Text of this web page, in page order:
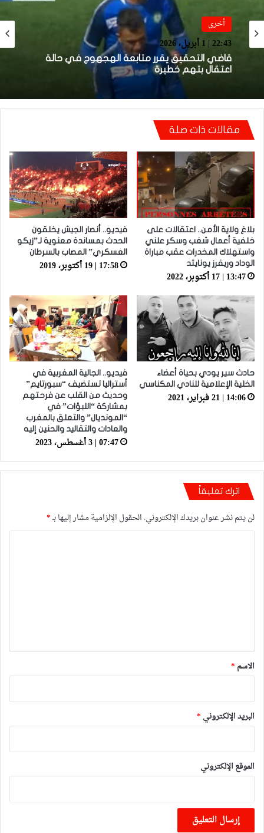
أخرى
22:43 | 1 أبريل، 2026
قاضي التحقيق يقرر متابعة الهجهوج في حالة
اعتقال بتهم خطيرة
أخرى
12:33 | 29 مارس، 2026
توقيف لاعب الوداد السابق الهجهوج للاشتباه في
والاعتداء
مقالات ذات صلة
بلاغ ولاية الأمن.. اعتقالات على
خلفية أعمال شغب وسكر علني
واستهلاك المخدرات عقب مباراة
الوداد وريفرز يونايتد
13:47 | 17 أكتوبر، 2022
فيديو.. أنصار الجيش يخلقون
الحدث بمساندة معنوية لـ”زيكو
العسكري” المصاب بالسرطان
17:58 | 19 أكتوبر، 2019
حادث سير يودي بحياة أعضاء
الخلية الإعلامية للنادي المكناسي
14:06 | 21 فبراير، 2021
فيديو.. الجالية المغربية في
أستراليا تستضيف “سبورتايم”
وحديث من القلب عن فرحتهم
بمشاركة “اللبؤات” في
“المونديال” والتعلق بالمغرب
والعادات والتقاليد والحنين إليه
07:47 | 3 أغسطس، 2023
اترك تعليقاً
لن يتم نشر عنوان بريدك الإلكتروني. الحقول الإلزامية مشار إليها بـ*
*
الاسم *
البريد الإلكتروني *
الموقع الإلكتروني